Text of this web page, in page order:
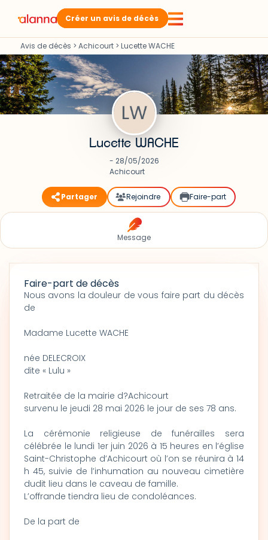
Créer un avis de décès
Avis de décès > Achicourt > Lucette WACHE
Lucette WACHE
- 28/05/2026
Achicourt
Partager Rejoindre Faire-part
Message
Faire-part de décès
Nous avons la douleur de vous faire part du décès
de
Madame Lucette WACHE
née DELECROIX
dite « Lulu »
Retraitée de la mairie d?Achicourt
survenu le jeudi 28 mai 2026 le jour de ses 78 ans.
La cérémonie religieuse de funérailles sera
célébrée le lundi 1er juin 2026 à 15 heures en l’église
Saint-Christophe d’Achicourt où l’on se réunira à 14
h 45, suivie de l’inhumation au nouveau cimetière
dudit lieu dans le caveau de famille.
L’offrande tiendra lieu de condoléances.
De la part de